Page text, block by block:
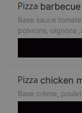
Base sauce
poivrons, oignons
chicken
Base crème,